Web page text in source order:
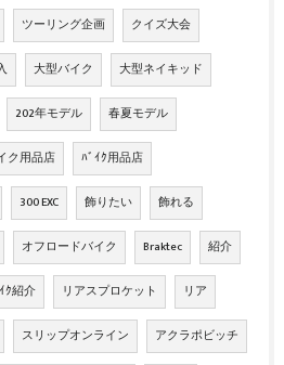
ツーリング企画 クイズ大会
大型バイク 大型ネイキッド
202年モデル 春夏モデル
ク用品店 ﾊﾞｲｸ用品店
300 EXC 飾りたい 飾れる
オフロードバイク Braktec 紹介
ｸ紹介 リアスプロケット リア
スリップオンライン アクラポビッチ